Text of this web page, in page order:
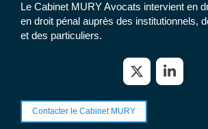
Le Cabinet MURY Avocats intervient en
en droit pénal auprès des institutionnels,
et des particuliers.
Contacter le Cabinet MURY